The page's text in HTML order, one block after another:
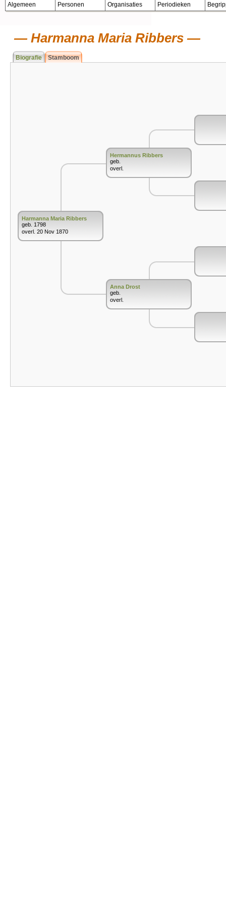
Algemeen Personen Organisaties Periodieken
Harmanna Maria Ribbers
Biografie Stamboom
Harmanna Maria Ribbers
geb. 1798
overl. 20 Nov 1870
Hermannus Ribbers
geb.
overl.
Anna Drost
geb.
overl.